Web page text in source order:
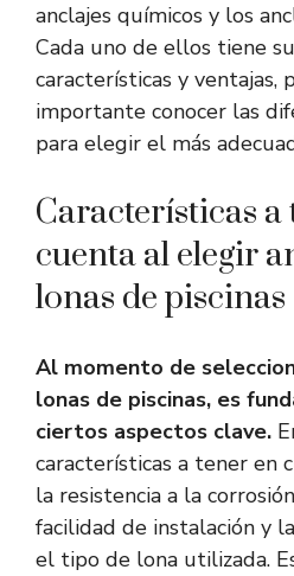
anclajes químicos y los
Cada uno de ellos tiene
características y ventajas,
importante conocer las
para elegir el más
Características a
cuenta al elegir
lonas de piscinas
Al momento de
lonas de piscinas, es
ciertos aspectos clave.
características a tener en
la resistencia a la
facilidad de instalación y
el tipo de lona utilizada.